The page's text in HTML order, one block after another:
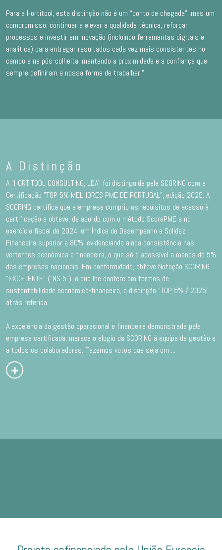
Para a Hortitool, esta distinção não é um “ponto de chegada”, mas um
compromisso: continuar a elevar a qualidade técnica, reforçar
processos e investir em inovação (incluindo ferramentas digitais e
analítica) para entregar resultados cada vez mais consistentes no
campo e na pós-colheita, mantendo a proximidade e a confiança que
sempre definiram a nossa forma de trabalhar.”
A Distinção
A "HORTITOOL CONSULTING, LDA" foi distinguida pela SCORING com a
Certificação "TOP 5% MELHORES PME DE PORTUGAL”, edição 2025. A
SCORING certifica que a empresa cumpriu os requisitos de acesso à
certificação e obteve, de acordo com o método ScorePME e no
exercício fiscal de 2024, um Índice de Desempenho e Solidez
Financeira superior a 80%, evidenciando ainda consistência nas
vertentes económica e financeira, o que só é acessível a menos de 5%
das empresas nacionais. Em conformidade, obteve Notação SCORING
"EXCELENTE" ("NS 5"), o que lhe confere em termos de
sustentabilidade económico-financeira, a distinção “TOP 5% / 2025”
atrás referida.
A excelência da gestão operacional e financeira demonstrada pela
empresa certificada, merece o elogio da SCORING à equipa de gestão e
a todos os colaboradores. Fazemos votos que seja um ...